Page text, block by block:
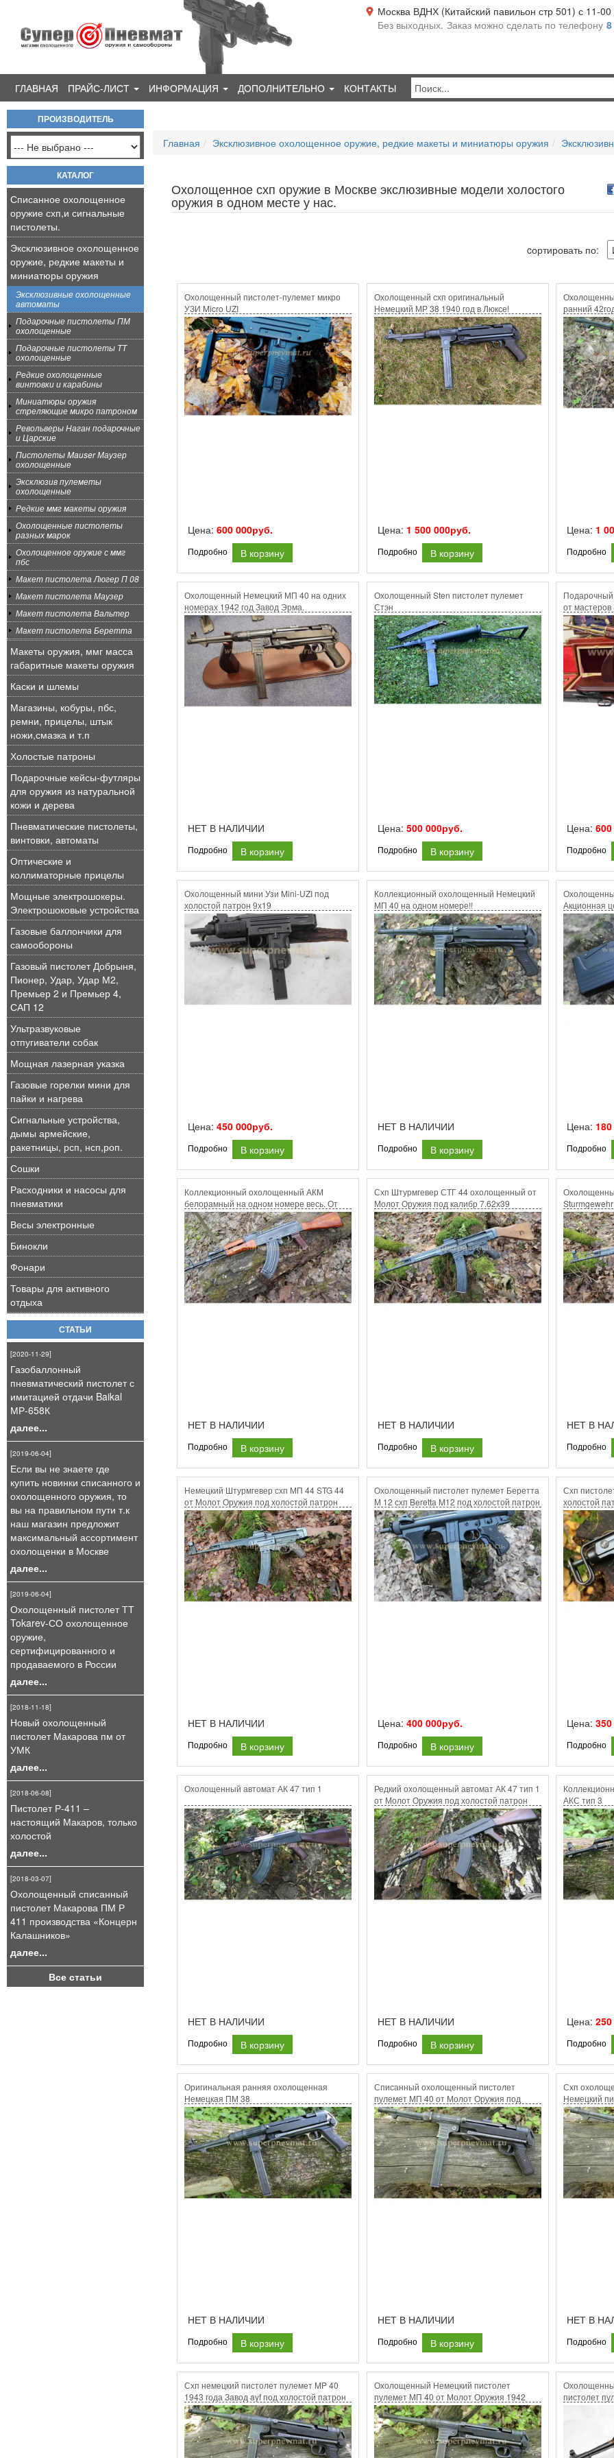
Москва ВДНХ (Китайский павильон стр 501) с 11-
Без выходных. Заказ можно сделать по телефону
ГЛАВНАЯ ПРАЙС-ЛИСТ ИНФОРМАЦИЯ ДОПОЛНИТЕЛЬНО КОНТАКТЫ
ПРОИЗВОДИТЕЛЬ
КАТАЛОГ
Списанное охолощенное
оружие схп,и сигнальные
пистолеты.
Эксклюзивное охолощенное
оружие, редкие макеты и
миниатюры оружия
Эксклюзивные охолощенные
автоматы
Подарочные пистолеты ПМ
охолощенные
Подарочные пистолеты ТТ
охолощенные
Редкие охолощенные
винтовки и карабины
Миниатюры оружия
стреляющие микро патроном
Револьверы Наган подарочные
и Царские
Пистолеты Mauser Маузер
охолощенные
Эксклюзив пулеметы
охолощенные
Редкие ммг макеты оружия
Охолощенные пистолеты
разных марок
Охолощенное оружие с ммг
пбс
Макет пистолета Люгер П 08
Макет пистолета Маузер
Макет пистолета Вальтер
Макет пистолета Беретта
Макеты оружия, ммг масса
габаритные макеты оружия
Каски и шлемы
Магазины, кобуры, пбс,
ремни, прицелы, штык
ножи,смазка и т.п
Холостые патроны
Подарочные кейсы-футляры
для оружия из натуральной
кожи и дерева
Пневматические пистолеты,
винтовки, автоматы
Оптические и
коллиматорные прицелы
Мощные электрошокеры.
Электрошоковые устройства
Газовые баллончики для
самообороны
Газовый пистолет Добрыня,
Пионер, Удар, Удар М2,
Премьер 2 и Премьер 4,
САП 12
Ультразвуковые
отпугиватели собак
Мощная лазерная указка
Газовые горелки мини для
пайки и нагрева
Сигнальные устройства,
дымы армейские,
ракетницы, рсп, нсп,роп.
Сошки
Расходники и насосы для
пневматики
Весы электронные
Бинокли
Фонари
Товары для активного
отдыха
СТАТЬИ
[2020-11-29]
Газобаллонный
пневматический пистолет с
имитацией отдачи Baikal
МР-658К
далее...
[2019-06-04]
Если вы не знаете где
купить новинки списанного и
охолощенного оружия, то
вы на правильном пути т.к
наш магазин предложит
максимальный ассортимент
охолощенки в Москве
далее...
[2019-06-04]
Охолощенный пистолет ТТ
Tokarev-СО охолощенное
оружие,
сертифицированного и
продаваемого в России
далее...
[2018-11-18]
Новый охолощенный
пистолет Макарова пм от
УМК
далее...
[2018-06-08]
Пистолет Р-411 –
настоящий Макаров, только
холостой
далее...
[2018-03-07]
Охолощенный списанный
пистолет Макарова ПМ Р
411 производства «Концерн
Калашников»
далее...
Все статьи
Главная Эксклюзивное охолощенное оружие, редкие макеты и миниатюры оружия
Охолощенное схп оружие в Москве экслюзивные модели холостого
оружия в одном месте у нас.
cортировать по:
Охолощенный пистолет-пулемет микро
УЗИ Micro UZI
Цена: 600 000руб.
Подробно В корзину
Охолощенный схп оригинальный
Немецкий МР 38 1940 год в Люксе!
Цена: 1 500 000руб.
Подробно В корзину
ранний
Цена: 1
Подробно
Охолощенный Немецкий МП 40 на одних
номерах 1942 год Завод Эрма.
НЕТ В НАЛИЧИИ
Подробно В корзину
Охолощенный Sten пистолет пулемет
Стэн
Цена: 500 000руб.
Подробно В корзину
от мастеров
Цена:
Подробно
Охолощенный мини Узи Mini-UZI под
холостой патрон 9х19
Цена: 450 000руб.
Подробно В корзину
Коллекционный охолощенный Немецкий
МП 40 на одном номере!!
НЕТ В НАЛИЧИИ
Подробно В корзину
Акционная
Цена:
Подробно
Коллекционный охолощенный АКМ
белорамный на одном номере весь. От
Молот Оружия.
НЕТ В НАЛИЧИИ
Подробно В корзину
Схп Штурмгевер СТГ 44 охолощенный от
Молот Оружия под калибр 7.62х39
холостой патрон
НЕТ В НАЛИЧИИ
Подробно В корзину
НЕТ В
Подробно
Немецкий Штурмгевер схп МП 44 STG 44
от Молот Оружия под холостой патрон
7.62х39
НЕТ В НАЛИЧИИ
Подробно В корзину
Охолощенный пистолет пулемет Беретта
М 12 схп Beretta M12 под холостой патрон
9х19 люгер.
Цена: 400 000руб.
Подробно В корзину
Схп
холостой
Цена:
Подробно
Охолощенный автомат АК 47 тип 1
НЕТ В НАЛИЧИИ
Подробно В корзину
Редкий охолощенный автомат АК 47 тип 1
от Молот Оружия под холостой патрон
7.62х39
НЕТ В НАЛИЧИИ
Подробно В корзину
АКС тип 3
Цена:
Подробно
Оригинальная ранняя охолощенная
Немецкая ПМ 38
НЕТ В НАЛИЧИИ
Подробно В корзину
Списанный охолощенный пистолет
пулемет МП 40 от Молот Оружия под
холостой патрон 9х19 люгер .1943 год
Завод bnz
НЕТ В НАЛИЧИИ
Подробно В корзину
Схп
Немецкий
патрон
НЕТ В
Подробно
Схп немецкий пистолет пулемет MP 40
1943 года Завод ayf под холостой патрон
9х19
Охолощенный Немецкий пистолет
пулемет МП 40 от Молот Оружия 1942
года.Завод bzn .Работает на холостом
9х19 люгер
пистолет